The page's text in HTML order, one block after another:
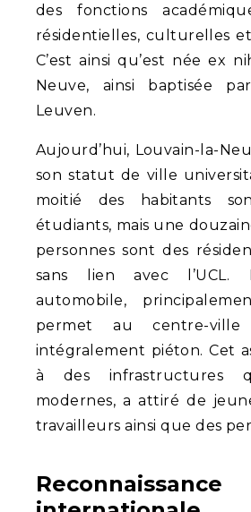
des fonctions
résidentielles, culturelles
C’est ainsi qu’est née ex
Neuve, ainsi baptisée
Leuven.
Aujourd’hui, Louvain-la-
son statut de ville
moitié des habitants
étudiants, mais une
personnes sont des
sans lien avec l’UCL.
automobile,
permet au centre-ville
intégralement piéton. Cet
à des infrastructures
modernes, a attiré de
travailleurs ainsi que des
Reconnaissance